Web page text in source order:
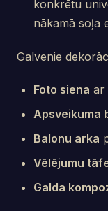
konkrētu
nākamā soļa
Galvenie
Foto siena ar
Apsveikuma
Balonu arka
Vēlējumu
Galda